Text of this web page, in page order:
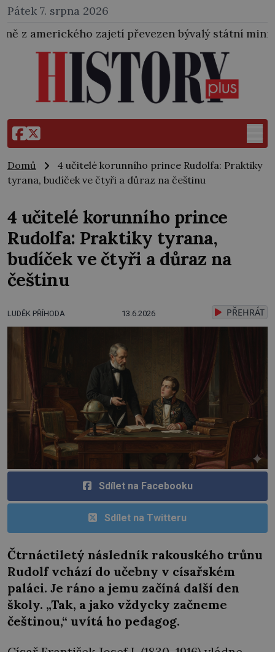
Pátek 7. srpna 2026
převezen bývalý státní ministr pro protektorát
Domů
4 učitelé korunního prince Rudolfa: Praktiky
tyrana, budíček ve čtyři a důraz na češtinu
4 učitelé korunního prince
Rudolfa: Praktiky tyrana,
budíček ve čtyři a důraz na
češtinu
LUDĚK PŘÍHODA 13.6.2026 PŘEHRÁT
Sdílet na Facebooku
Sdílet na Twitteru
Čtrnáctiletý následník rakouského trůnu
Rudolf vchází do učebny v císařském
paláci. Je ráno a jemu začíná další den
školy. „Tak, a jako vždycky začneme
češtinou,“ uvítá ho pedagog.